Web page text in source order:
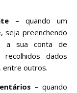
– quando um
seja preenchendo
a sua conta de
dados
entre outros.
– quando